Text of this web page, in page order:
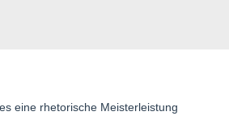
eine rhetorische Meisterleistung